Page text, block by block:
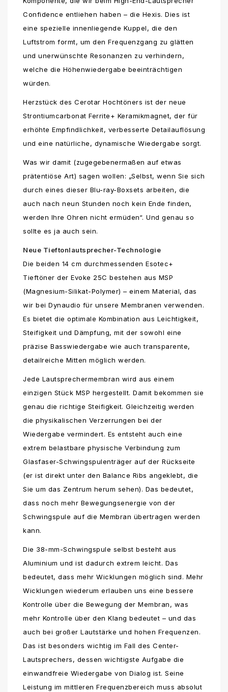
Confidence entliehen haben – die Hexis. Dies ist
eine spezielle innenliegende Kuppel, die den
Luftstrom formt, um den Frequenzgang zu glätten
und unerwünschte Resonanzen zu verhindern,
welche die Höhenwiedergabe beeinträchtigen
würden.
Herzstück des Cerotar Hochtöners ist der neue
Strontiumcarbonat Ferrite+ Keramikmagnet, der für
erhöhte Empfindlichkeit, verbesserte Detailauflösung
und eine natürliche, dynamische Wiedergabe sorgt.
Was wir damit (zugegebenermaßen auf etwas
prätentiöse Art) sagen wollen: „Selbst, wenn Sie sich
durch eines dieser Blu-ray-Boxsets arbeiten, die
auch nach neun Stunden noch kein Ende finden,
werden Ihre Ohren nicht ermüden“. Und genau so
sollte es ja auch sein.
Neue Tieftonlautsprecher-Technologie
Die beiden 14 cm durchmessenden Esotec+
Tieftöner der Evoke 25C bestehen aus MSP
(Magnesium-Silikat-Polymer) – einem Material, das
wir bei Dynaudio für unsere Membranen verwenden.
Es bietet die optimale Kombination aus Leichtigkeit,
Steifigkeit und Dämpfung, mit der sowohl eine
präzise Basswiedergabe wie auch transparente,
detailreiche Mitten möglich werden.
Jede Lautsprechermembran wird aus einem
einzigen Stück MSP hergestellt. Damit bekommen sie
genau die richtige Steifigkeit. Gleichzeitig werden
die physikalischen Verzerrungen bei der
Wiedergabe vermindert. Es entsteht auch eine
extrem belastbare physische Verbindung zum
Glasfaser-Schwingspulenträger auf der Rückseite
(er ist direkt unter den Balance Ribs angeklebt, die
Sie um das Zentrum herum sehen). Das bedeutet,
dass noch mehr Bewegungsenergie von der
Schwingspule auf die Membran übertragen werden
kann.
Die 38-mm-Schwingspule selbst besteht aus
Aluminium und ist dadurch extrem leicht. Das
bedeutet, dass mehr Wicklungen möglich sind. Mehr
Wicklungen wiederum erlauben uns eine bessere
Kontrolle über die Bewegung der Membran, was
mehr Kontrolle über den Klang bedeutet – und das
auch bei großer Lautstärke und hohen Frequenzen.
Das ist besonders wichtig im Fall des Center-
Lautsprechers, dessen wichtigste Aufgabe die
einwandfreie Wiedergabe von Dialog ist. Seine
Leistung im mittleren Frequenzbereich muss absolut